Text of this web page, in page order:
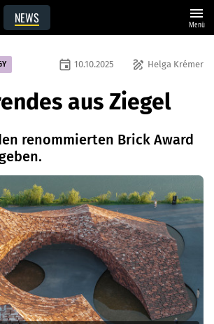
NEWS menu
Menü
draw Helga Krémer
event 10.10.2025
aus Ziegel
renommierten Brick Award